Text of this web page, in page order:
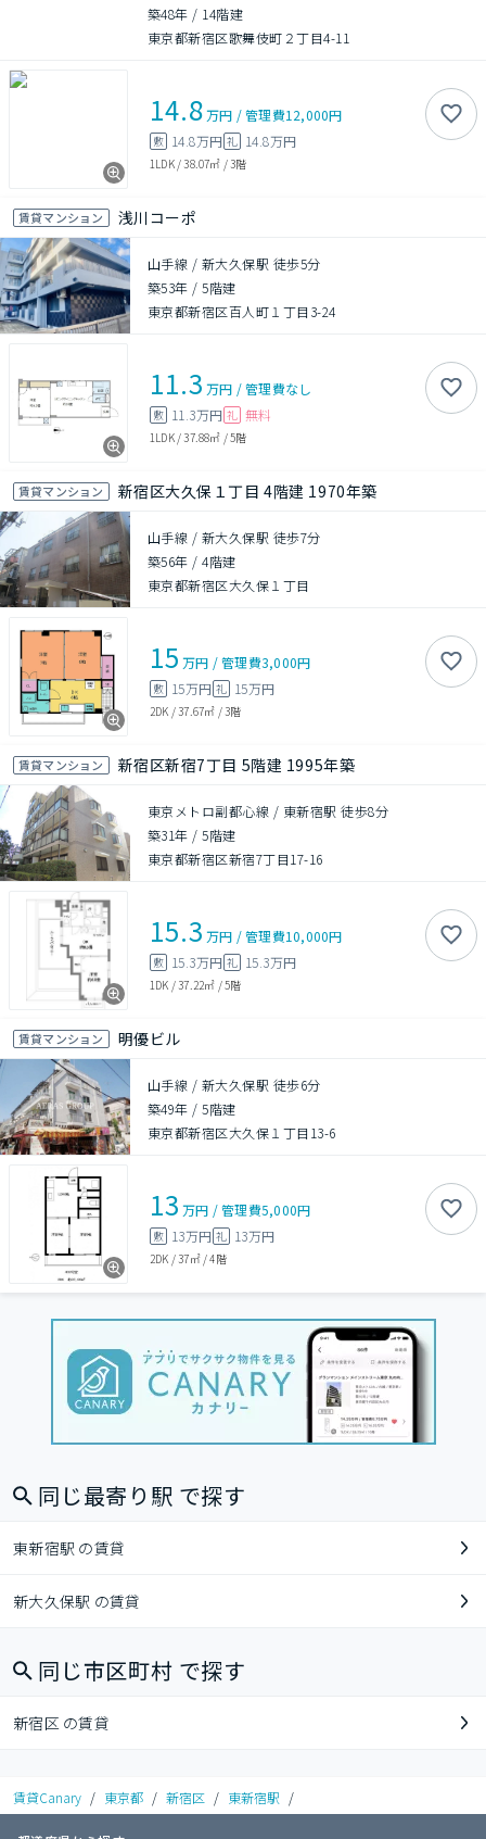
築48年 / 14階建
東京都新宿区歌舞伎町２丁目4-11
14.8万円 /管理費12,000円
敷 14.8万円 礼 14.8万円
1LDK/38.07㎡ /3階
賃貸マンション 浅川コーポ
山手線 / 新大久保駅 徒歩5分
築53年 /5階建
東京都新宿区百人町１丁目3-24
11.3 万円 /管理費なし
敷 11.3万円 礼 無料
1LDK/37.88㎡ /5階
賃貸マンション 新宿区大久保１丁目 4階建 1970年築
山手線 / 新大久保駅 徒歩7分
築56年 /4階建
東京都新宿区大久保１丁目
15 万円 /管理費3,000円
敷 15万円 礼 15万円
2DK /37.67㎡ /3階
賃貸マンション 新宿区新宿7丁目 5階建 1995年築
東京メトロ副都心線 / 東新宿駅 徒歩8分
築31年 /5階建
東京都新宿区新宿7丁目17-16
15.3 万円 /管理費10,000円
敷 15.3万円 礼 15.3万円
1DK /37.22㎡ /5階
賃貸マンション 明優ビル
山手線 / 新大久保駅 徒歩6分
築49年 /5階建
東京都新宿区大久保１丁目13-6
13 万円 /管理費5,000円
敷 13万円 礼 13万円
2DK /37㎡/4階
同じ最寄り駅 で探す
東新宿駅 の賃貸
新大久保駅 の賃貸
同じ市区町村 で探す
新宿区 の賃貸
賃貸Canary / 東京都 / 新宿区 / 東新宿駅 /